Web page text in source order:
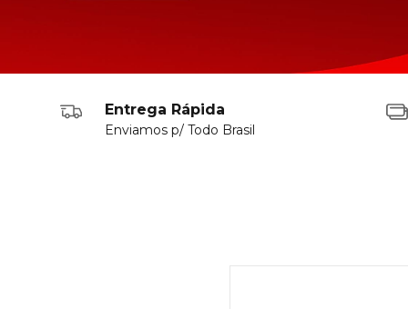
Entrega Rápida
Enviamos p/ Todo Brasil